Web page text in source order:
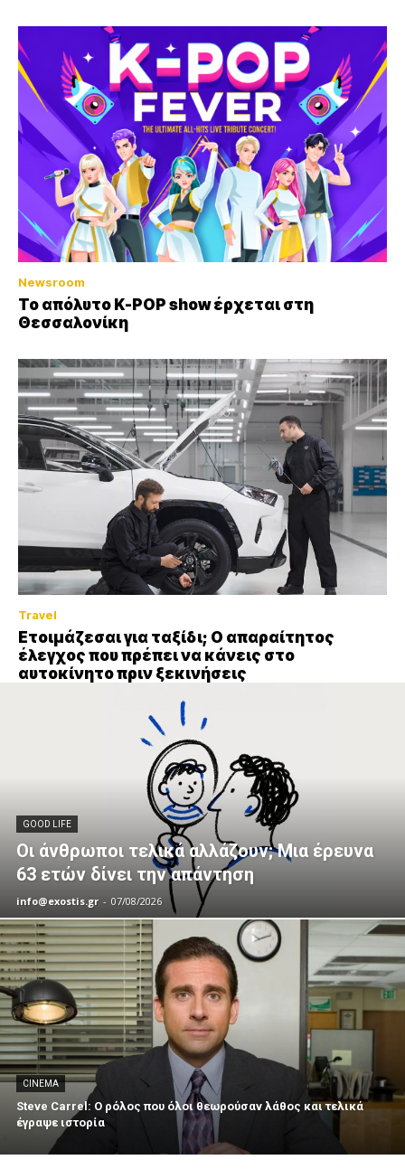
Newsroom
Το απόλυτο K-POP show έρχεται στη
Θεσσαλονίκη
Travel
Ετοιμάζεσαι για ταξίδι; Ο απαραίτητος
έλεγχος που πρέπει να κάνεις στο
αυτοκίνητο πριν ξεκινήσεις
GOOD LIFE
Οι άνθρωποι τελικά αλλάζουν; Μια έρευνα
63 ετών δίνει την απάντηση
info@exostis.gr - 07/08/2026
CINEMA
Steve Carrel: Ο ρόλος που όλοι θεωρούσαν λάθος και τελικά
έγραψε ιστορία